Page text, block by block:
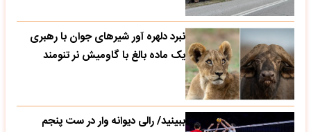
نبرد دلهره آور شیرهای جوان با رهبری
یک ماده بالغ با گاومیش نر تنومند
ببینید/ رالی دیوانه وار در ست پنجم